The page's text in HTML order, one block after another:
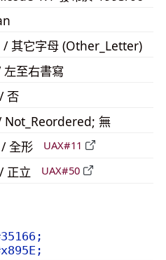
/ 其它字母 (Other_Letter)
左至右書寫
否
Not_Reordered; 無
全形 UAX#11
正立 UAX#50